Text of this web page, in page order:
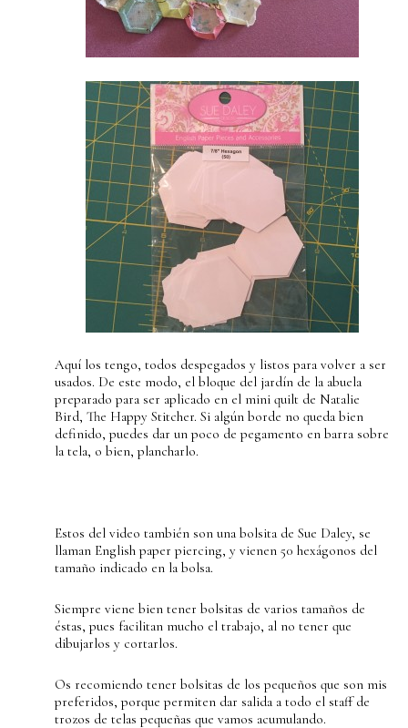
Aquí los tengo, todos despegados y listos para volver a ser
usados. De este modo, el bloque del jardín de la abuela
preparado para ser aplicado en el mini quilt de Natalie
Bird, The Happy Stitcher. Si algún borde no queda bien
definido, puedes dar un poco de pegamento en barra sobre
la tela, o bien, plancharlo.
Estos del video también son una bolsita de Sue Daley, se
llaman English paper piercing, y vienen 50 hexágonos del
tamaño indicado en la bolsa.
Siempre viene bien tener bolsitas de varios tamaños de
éstas, pues facilitan mucho el trabajo, al no tener que
dibujarlos y cortarlos.
Os recomiendo tener bolsitas de los pequeños que son mis
preferidos, porque permiten dar salida a todo el staff de
trozos de telas pequeñas que vamos acumulando.